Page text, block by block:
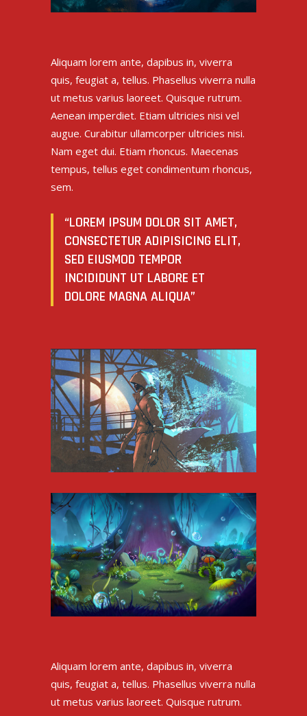
Aliquam lorem ante, dapibus in, viverra
quis, feugiat a, tellus. Phasellus viverra nulla
ut metus varius laoreet. Quisque rutrum.
Aenean imperdiet. Etiam ultricies nisi vel
augue. Curabitur ullamcorper ultricies nisi.
Nam eget dui. Etiam rhoncus. Maecenas
tempus, tellus eget condimentum rhoncus,
sem.
“LOREM IPSUM DOLOR SIT AMET,
CONSECTETUR ADIPISICING ELIT,
SED EIUSMOD TEMPOR
INCIDIDUNT UT LABORE ET
DOLORE MAGNA ALIQUA”
Aliquam lorem ante, dapibus in, viverra
quis, feugiat a, tellus. Phasellus viverra nulla
ut metus varius laoreet. Quisque rutrum.